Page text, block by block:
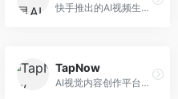
快手推出的AI视频生成平台，支持文生视频和图生视频，可生成长达2分钟的高质量视频内容。面向短视频创作者和营销人员，操作简便，生成效果逼真，适合商业推广和创意表达。
TapNow
AI视觉内容创作平台，整合图像与视频生成能力。面向内容创作者，提供文生图、文生视频、智能编辑等服务，创作工具丰富，一站式体验便捷。